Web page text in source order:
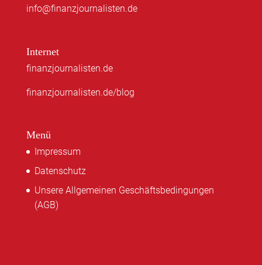
info@finanzjournalisten.de
Internet
finanzjournalisten.de
finanzjournalisten.de/blog
Menü
Impressum
Datenschutz
Unsere Allgemeinen Geschäftsbedingungen
(AGB)